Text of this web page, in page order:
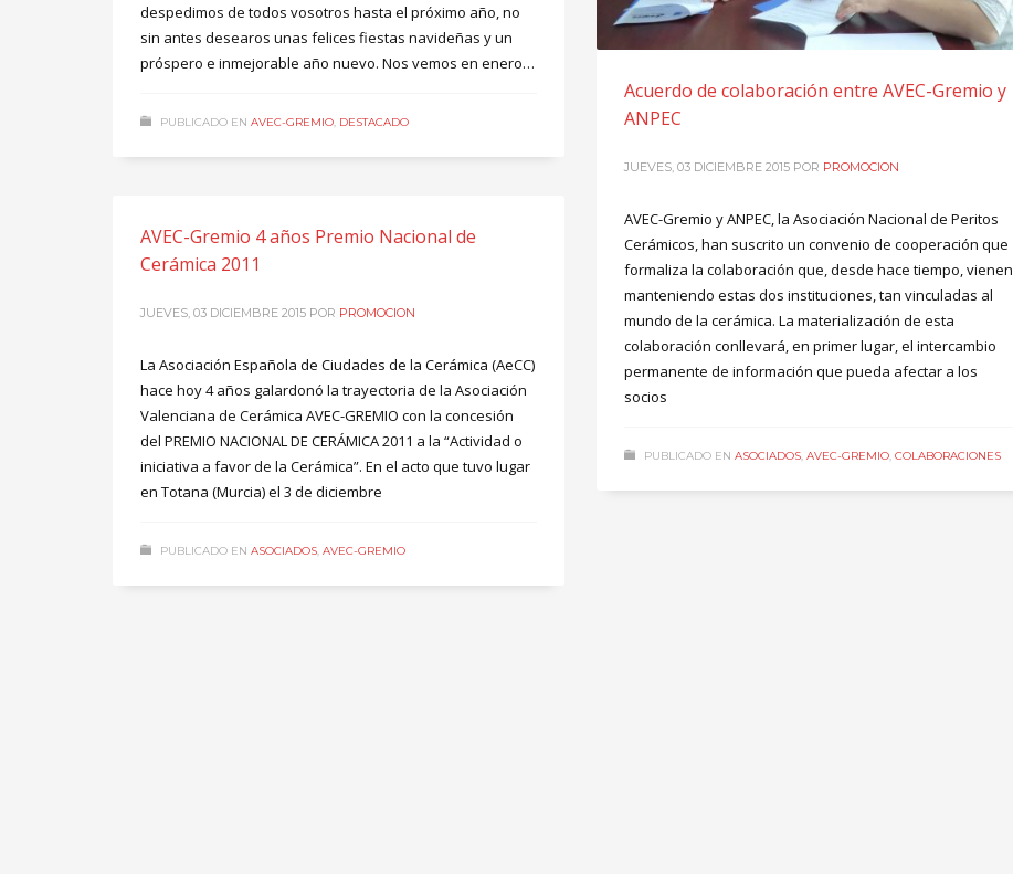
despedimos de todos vosotros hasta el próximo año, no
sin antes desearos unas felices fiestas navideñas y un
próspero e inmejorable año nuevo. Nos vemos en enero…
PUBLICADO EN AVEC-GREMIO, DESTACADO
Acuerdo de colaboración entre AVEC-Gremio y
ANPEC
JUEVES, 03 DICIEMBRE 2015 POR PROMOCION
AVEC-Gremio y ANPEC, la Asociación Nacional de Peritos
Cerámicos, han suscrito un convenio de cooperación que
formaliza la colaboración que, desde hace tiempo, vienen
manteniendo estas dos instituciones, tan vinculadas al
mundo de la cerámica. La materialización de esta
colaboración conllevará, en primer lugar, el intercambio
permanente de información que pueda afectar a los
socios
PUBLICADO EN ASOCIADOS, AVEC-GREMIO, COLABORACIONES
AVEC-Gremio 4 años Premio Nacional de
Cerámica 2011
JUEVES, 03 DICIEMBRE 2015 POR PROMOCION
La Asociación Española de Ciudades de la Cerámica (AeCC)
hace hoy 4 años galardonó la trayectoria de la Asociación
Valenciana de Cerámica AVEC-GREMIO con la concesión
del PREMIO NACIONAL DE CERÁMICA 2011 a la “Actividad o
iniciativa a favor de la Cerámica”. En el acto que tuvo lugar
en Totana (Murcia) el 3 de diciembre
PUBLICADO EN ASOCIADOS, AVEC-GREMIO